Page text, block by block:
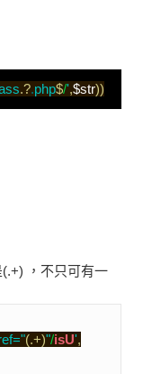
.?.php$/',$str))
，不只可有一
(.+)"/isU',